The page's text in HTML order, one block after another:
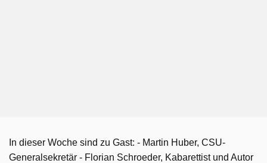
In dieser Woche sind zu Gast: - Martin Huber, CSU-
Generalsekretär - Florian Schroeder, Kabarettist und Autor